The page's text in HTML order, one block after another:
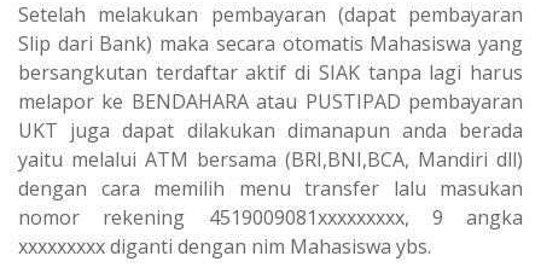
Setelah melakukan pembayaran (dapat pembayaran
Slip dari Bank) maka secara otomatis Mahasiswa yang
bersangkutan terdaftar aktif di SIAK tanpa lagi harus
melapor ke BENDAHARA atau PUSTIPAD pembayaran
UKT juga dapat dilakukan dimanapun anda berada
yaitu melalui ATM bersama (BRI,BNI,BCA, Mandiri dll)
dengan cara memilih menu transfer lalu masukan
nomor rekening 4519009081xxxxxxxxx, 9 angka
xxxxxxxxx diganti dengan nim Mahasiswa ybs.